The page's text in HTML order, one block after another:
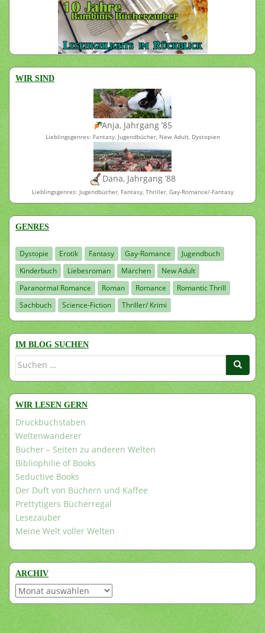
WIR SIND
Anja, Jahrgang ’85
Lieblingsgenres: Fantasy, Jugendbücher, New Adult, Dystopien
Dana, Jahrgang ’88
Lieblingsgenres: Jugendbücher, Fantasy, Thriller, Gay-Romance/-Fantasy
GENRES
Dystopie Erotik Fantasy Gay-Romance
Jugendbuch
Kinderbuch
Liebesroman Märchen
New Adult
Paranormal Romance
Roman Romance
Romantic Thrill
Sachbuch
Science-Fiction Thriller/ Krimi
IM BLOG SUCHEN
Suchen
WIR LESEN GERN
Druckbuchstaben
Weltenwanderer
Bücher – Seiten zu anderen Welten
Bibliophilie of Books
Seductive Books
Der Duft von Büchern und Kaffee
Prettytigers Bücherregal
Lesezauber
Meine Welt voller Welten
ARCHIV
Archiv